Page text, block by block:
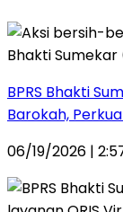
BPRS Bhakti
Barokah,
06/19/2026 |